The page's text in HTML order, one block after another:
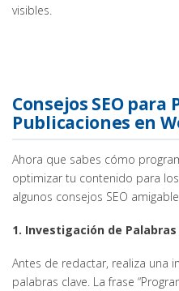
visibles.
Consejos SEO para
Publicaciones en
Ahora que sabes cómo
optimizar tu contenido para
algunos consejos SEO
1. Investigación de Palabras
Antes de redactar, realiza una
palabras clave. La frase